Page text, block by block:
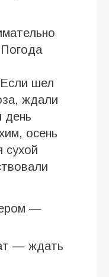
Если шел
ждали
день
осень
сухой
—
— ждать